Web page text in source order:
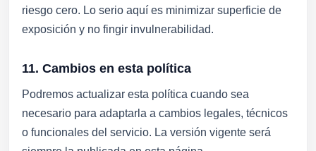
riesgo cero. Lo serio aquí es minimizar superficie de
exposición y no fingir invulnerabilidad.
11. Cambios en esta política
Podremos actualizar esta política cuando sea
necesario para adaptarla a cambios legales, técnicos
o funcionales del servicio. La versión vigente será